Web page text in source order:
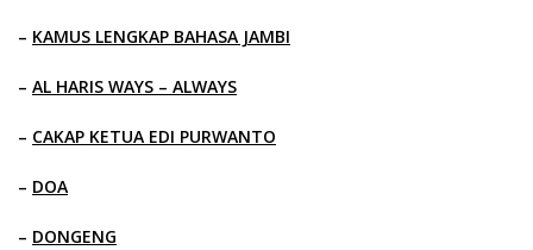
– KAMUS LENGKAP BAHASA JAMBI
– AL HARIS WAYS – ALWAYS
– CAKAP KETUA EDI PURWANTO
– DOA
– DONGENG